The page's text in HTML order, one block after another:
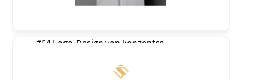
#64 Logo-Design von konzeptce